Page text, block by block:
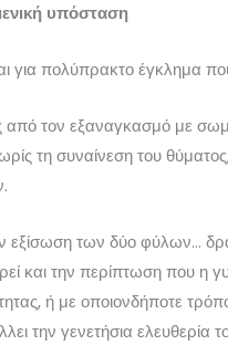
υπόσταση
για πολύπρακτο έγκλημα
από τον εξαναγκασμό με
τη συναίνεση του
εξίσωση των δύο φύλων…
και την περίπτωση που η
ή με οποιονδήποτε
την γενετήσια ελευθερία